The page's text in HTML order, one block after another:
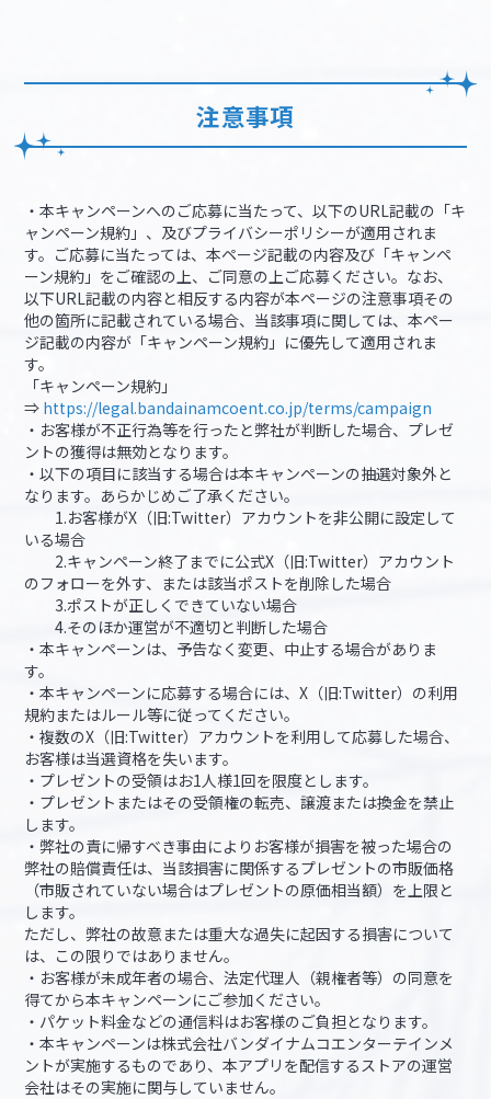
注意事項
・本キャンペーンへのご応募に当たって、以下のURL記載の「キ
ャンペーン規約」、及びプライバシーポリシーが適用されま
す。ご応募に当たっては、本ページ記載の内容及び「キャンペ
ーン規約」をご確認の上、ご同意の上ご応募ください。なお、
以下URL記載の内容と相反する内容が本ページの注意事項その
他の箇所に記載されている場合、当該事項に関しては、本ペー
ジ記載の内容が「キャンペーン規約」に優先して適用されま
す。
「キャンペーン規約」
⇒ https://legal.bandainamcoent.co.jp/terms/campaign
・お客様が不正行為等を行ったと弊社が判断した場合、プレゼ
ントの獲得は無効となります。
・以下の項目に該当する場合は本キャンペーンの抽選対象外と
なります。あらかじめご了承ください。
1.お客様がX（旧:Twitter）アカウントを非公開に設定して
いる場合
2.キャンペーン終了までに公式X（旧:Twitter）アカウント
のフォローを外す、または該当ポストを削除した場合
3.ポストが正しくできていない場合
4.そのほか運営が不適切と判断した場合
・本キャンペーンは、予告なく変更、中止する場合がありま
す。
・本キャンペーンに応募する場合には、X（旧:Twitter）の利用
規約またはルール等に従ってください。
・複数のX（旧:Twitter）アカウントを利用して応募した場合、
お客様は当選資格を失います。
・プレゼントの受領はお1人様1回を限度とします。
・プレゼントまたはその受領権の転売、譲渡または換金を禁止
します。
・弊社の責に帰すべき事由によりお客様が損害を被った場合の
弊社の賠償責任は、当該損害に関係するプレゼントの市販価格
（市販されていない場合はプレゼントの原価相当額）を上限と
します。
ただし、弊社の故意または重大な過失に起因する損害について
は、この限りではありません。
・お客様が未成年者の場合、法定代理人（親権者等）の同意を
得てから本キャンペーンにご参加ください。
・パケット料金などの通信料はお客様のご負担となります。
・本キャンペーンは株式会社バンダイナムコエンターテインメ
ントが実施するものであり、本アプリを配信するストアの運営
会社はその実施に関与していません。